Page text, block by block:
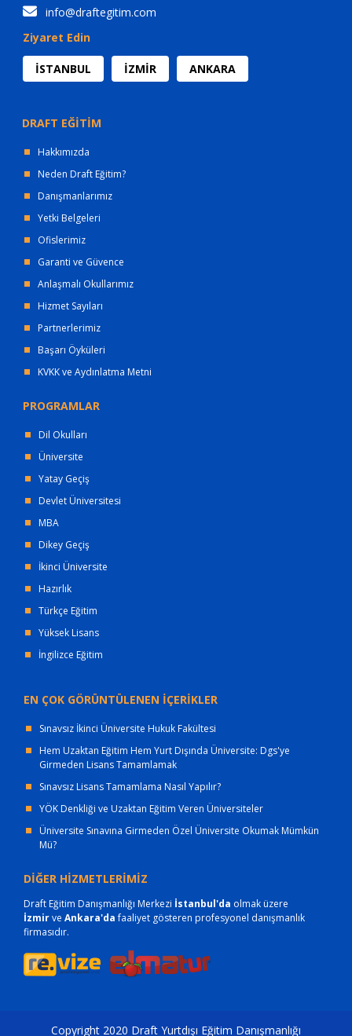
info@draftegitim.com
Ziyaret Edin
İSTANBUL İZMİR ANKARA
DRAFT EĞİTİM
Hakkımızda
Neden Draft Eğitim?
Danışmanlarımız
Yetki Belgeleri
Ofislerimiz
Garanti ve Güvence
Anlaşmalı Okullarımız
Hizmet Sayıları
Partnerlerimiz
Başarı Öyküleri
KVKK ve Aydınlatma Metni
PROGRAMLAR
Dil Okulları
Üniversite
Yatay Geçiş
Devlet Üniversitesi
MBA
Dikey Geçiş
İkinci Üniversite
Hazırlık
Türkçe Eğitim
Yüksek Lisans
İngilizce Eğitim
EN ÇOK GÖRÜNTÜLENEN İÇERİKLER
Sınavsız İkinci Üniversite Hukuk Fakültesi
Hem Uzaktan Eğitim Hem Yurt Dışında Üniversite: Dgs'ye
Girmeden Lisans Tamamlamak
Sınavsız Lisans Tamamlama Nasıl Yapılır?
YÖK Denkliği ve Uzaktan Eğitim Veren Üniversiteler
Üniversite Sınavına Girmeden Özel Üniversite Okumak Mümkün
Mü?
DİĞER HİZMETLERİMİZ
Draft Eğitim Danışmanlığı Merkezi İstanbul'da olmak üzere
İzmirve Ankara'dafaaliyet gösteren profesyonel danışmanlık
firmasıdır.
Copyright 2020 Draft Yurtdışı Eğitim Danışmanlığı